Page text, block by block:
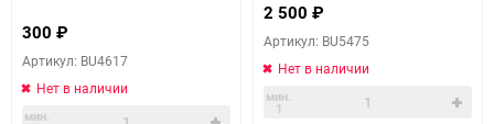
300 ₽
Артикул: BU4617
Нет в наличии
мин.
2 500 ₽
Артикул: BU5475
Нет в наличии
мин.
1